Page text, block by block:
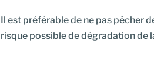
Il est préférable de ne pas pêcher
risque possible de dégradation de